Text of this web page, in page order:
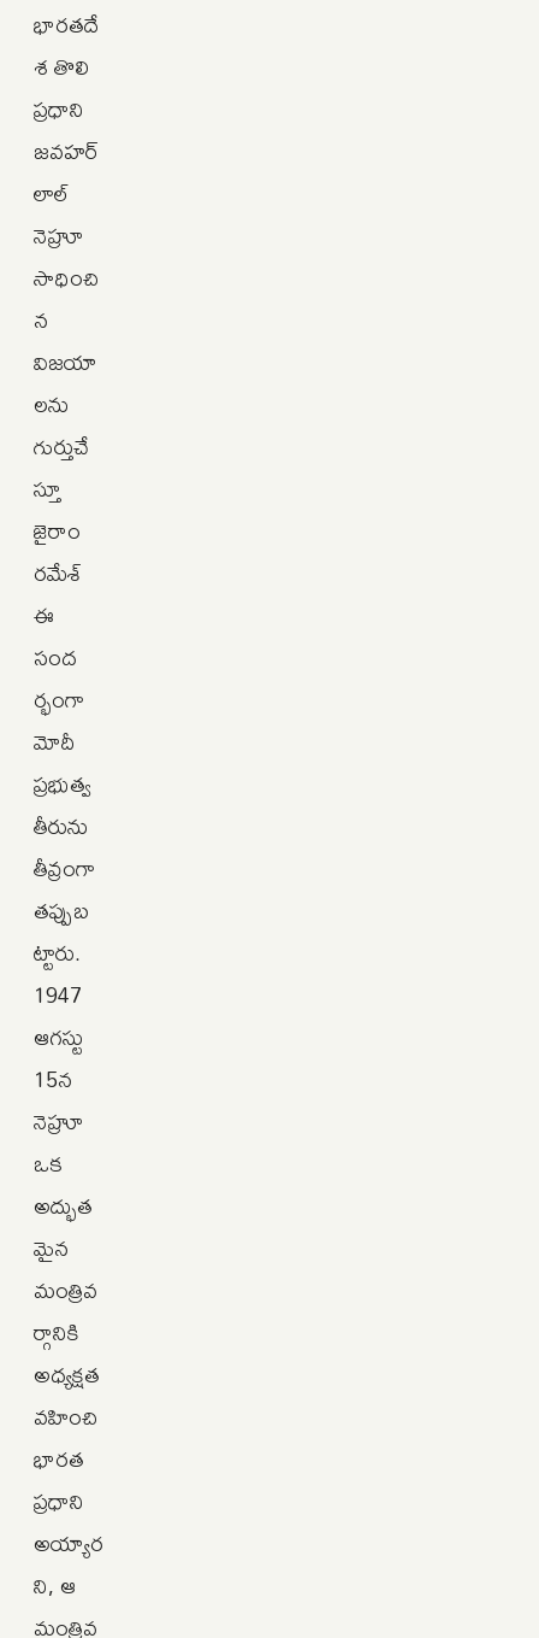
భారతదే
శ తొలి
ప్రధాని
జవహర్‌
లాల్
నెహ్రూ
సాధించి
న
విజయా
లను
గుర్తుచే
స్తూ
జైరాం
రమేశ్‌
ఈ
సంద
ర్భంగా
మోదీ
ప్రభుత్వ
తీరును
తీవ్రంగా
తప్పుబ
ట్టారు.
1947
ఆగస్టు
15న
నెహ్రూ
ఒక
అద్భుత
మైన
మంత్రివ
ర్గానికి
అధ్యక్షత
వహించి
భారత
ప్రధాని
అయ్యార
ని, ఆ
మంత్రివ